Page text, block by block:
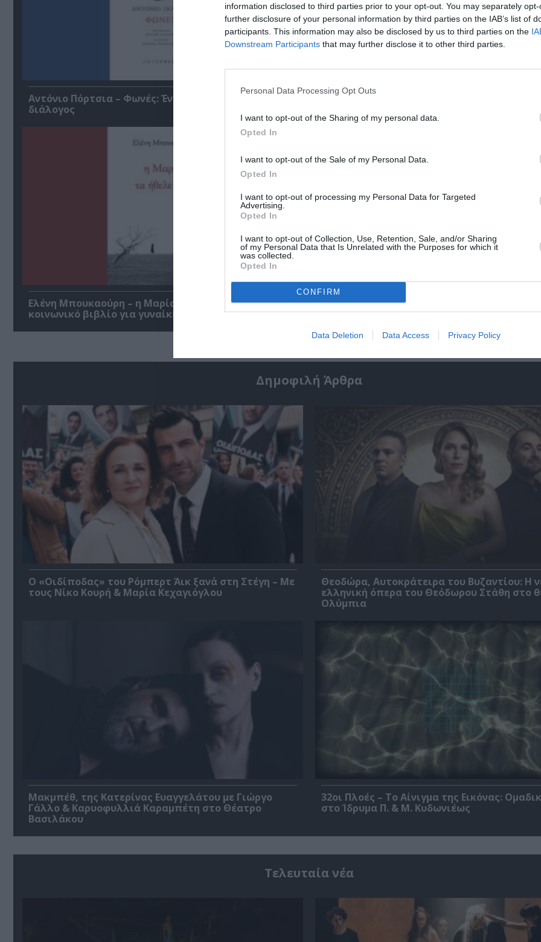
information disclosed to third parties prior to your opt-out. You may separately
further disclosure of your personal information by third parties on the IAB’s list of
participants. This information may also be disclosed by us to third parties on the
Downstream Participants that may further disclose it to other third parties.
Personal Data Processing Opt Outs
I want to opt-out of the Sharing of my personal data.
Opted In
I want to opt-out of the Sale of my Personal Data.
Opted In
I want to opt-out of processing my Personal Data for Targeted
Advertising.
Opted In
I want to opt-out of Collection, Use, Retention, Sale, and/or Sharing
of my Personal Data that Is Unrelated with the Purposes for which it
was collected.
Opted In
CONFIRM
Data Deletion Data Access Privacy Policy
Αντόνιο Πόρτσια – Φωνές: Ένα βιβλίο ως εσωτερικός
διάλογος
Φιλίπ Κολλέν – Ο μπάρμαν του Ritz: Ένα
Ελένη Μπουκαούρη – η Μαρία τα ήθελε όλα: Ένα
κοινωνικό βιβλίο για γυναίκες
Γιώργος Χωματηνός – Βρίκελοι: Το νέο του
γεμάτο μυστήριο
Δημοφιλή Άρθρα
O «Οιδίποδας» του Ρόμπερτ Άικ ξανά στη Στέγη – Με
τους Νίκο Κουρή & Μαρία Κεχαγιόγλου
Θεοδώρα, Αυτοκράτειρα του Βυζαντίου: Η
ελληνική όπερα του Θεόδωρου Στάθη στο
Ολύμπια
Μακμπέθ, της Κατερίνας Ευαγγελάτου με Γιώργο
Γάλλο & Καρυοφυλλιά Καραμπέτη στο Θέατρο
Βασιλάκου
32οι Πλοές – Το Αίνιγμα της Εικόνας:
στο Ίδρυμα Π. & Μ. Κυδωνιέως
Τελευταία νέα